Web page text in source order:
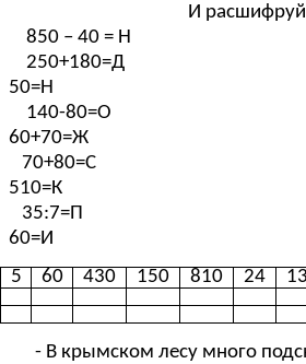
И расшифруй
850 – 40 = Н
50=Н
140-
60+70=Ж
70+80=С
510=К
35:7=П
60=И
5
60 430 150 810 24
- В крымском лесу много